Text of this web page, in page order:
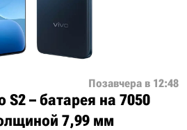
Позавчера в 12:48
S2 – батарея на 7050
7,99 мм